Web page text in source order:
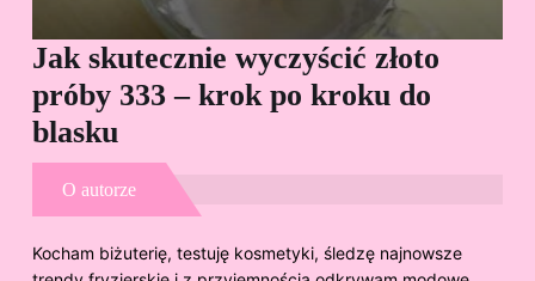
Jak skutecznie wyczyścić złoto
próby 333 – krok po kroku do
blasku
O autorze
Kocham biżuterię, testuję kosmetyki, śledzę najnowsze